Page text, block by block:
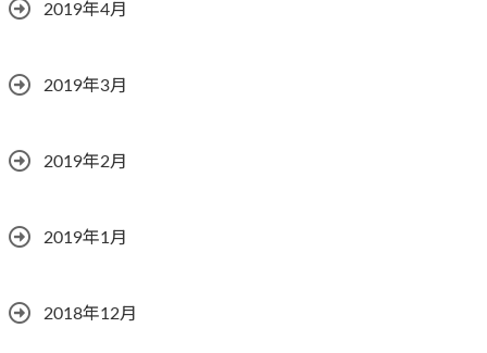
2019年4月
2019年3月
2019年2月
2019年1月
2018年12月